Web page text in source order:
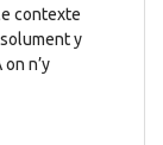
contexte
y
on n’y